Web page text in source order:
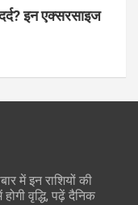
इन एक्सरसाइज
में इन राशियों की
वृद्धि, पढ़ें दैनिक